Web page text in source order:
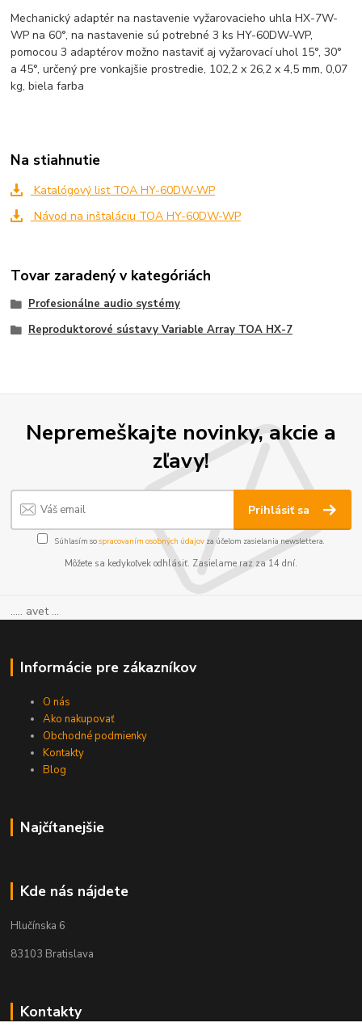
Mechanický adaptér na nastavenie vyžarovacieho uhla HX-7W-
WP na 60°, na nastavenie sú potrebné 3 ks HY-60DW-WP,
pomocou 3 adaptérov možno nastaviť aj vyžarovací uhol 15°, 30°
a 45°, určený pre vonkajšie prostredie, 102,2 x 26,2 x 4,5 mm, 0,07
kg, biela farba
Na stiahnutie
Katalógový list TOA HY-60DW-WP
Návod na inštaláciu TOA HY-60DW-WP
Tovar zaradený v kategóriách
Profesionálne audio systémy
Reproduktorové sústavy Variable Array TOA HX-7
Nepremeškajte novinky, akcie a
zľavy!
Prihlásiť sa
Súhlasím sospracovaním osobných údajov za účelom zasielania newslettera.
Môžete sa kedykoľvek odhlásiť. Zasielame raz za 14 dní.
..... avet ...
Informácie pre zákazníkov
O nás
Ako nakupovať
Obchodné podmienky
Kontakty
Blog
Najčítanejšie
Kde nás nájdete
Hlučínska 6
83103 Bratislava
Kontakty